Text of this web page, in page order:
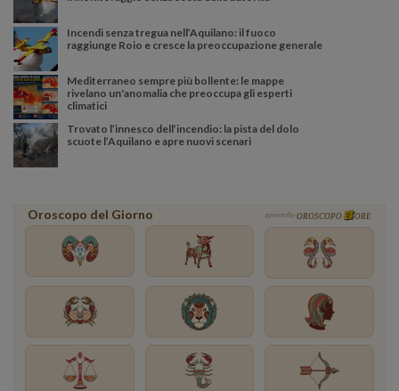
Incendi senza tregua nell’Aquilano: il fuoco
raggiunge Roio e cresce la preoccupazione generale
Mediterraneo sempre più bollente: le mappe
rivelano un'anomalia che preoccupa gli esperti
climatici
Trovato l’innesco dell’incendio: la pista del dolo
scuote l’Aquilano e apre nuovi scenari
Oroscopo del Giorno powered by OROSCOPO ORE